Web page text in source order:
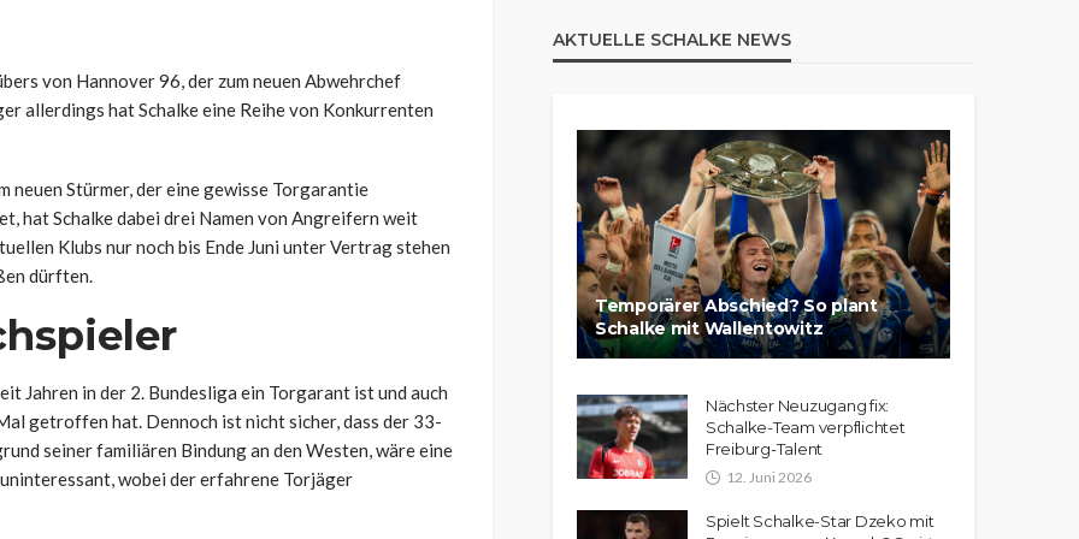
von Hannover 96, der zum neuen Abwehrchef
allerdings hat Schalke eine Reihe von Konkurrenten
neuen Stürmer, der eine gewisse Torgarantie
hat Schalke dabei drei Namen von Angreifern weit
Klubs nur noch bis Ende Juni unter Vertrag stehen
dürften.
Jahren in der 2. Bundesliga ein Torgarant ist und auch
getroffen hat. Dennoch ist nicht sicher, dass der 33-
seiner familiären Bindung an den Westen, wäre eine
wobei der erfahrene Torjäger
AKTUELLE SCHALKE NEWS
Temporärer Abschied? So plant
Schalke mit Wallentowitz
Nächster Neuzugang fix:
Schalke-Team verpflichtet
Freiburg-Talent
12. Juni 2026
Spielt Schalke-Star Dzeko mit